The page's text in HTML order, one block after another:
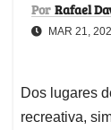
Por Rafael
MAR 21,
Dos lugares
recreativa,